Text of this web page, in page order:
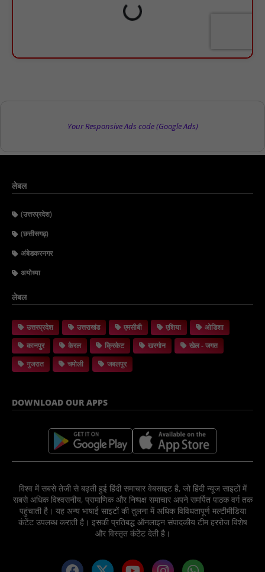
Your Responsive Ads code (Google Ads)
लेबल
(उत्तरप्रदेश)
(छत्तीसगढ़)
अंबेडकरनगर
अयोध्या
लेबल
उत्तरप्रदेश उत्तराखंड एमसीबी एशिया
ओडिशा
कानपुर
केरल क्रिकेट खरगोन
खेल - जगत
गुजरात
चमोली जबलपुर
DOWNLOAD OUR APPS
विश्व में सबसे तेजी से बढ़ती हुई हिंदी समाचार वेबसाइट है, जो हिंदी न्यूज साइटों में
सबसे अधिक विश्वसनीय, प्रामाणिक और निष्पक्ष समाचार अपने समर्पित पाठक वर्ग तक
पहुंचाती है। यह अन्य भाषाई साइटों की तुलना में अधिक विविधतापूर्ण मल्टीमीडिया
कंटेंट उपलब्ध कराती है। इसकी प्रतिबद्ध ऑनलाइन संपादकीय टीम हररोज विशेष
और विस्तृत कंटेंट देती है।